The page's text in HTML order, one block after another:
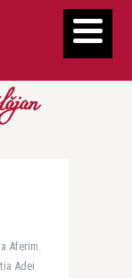
Aferim.
Adei